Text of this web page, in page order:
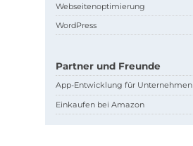
Webseitenoptimierung
WordPress
Partner und Freunde
App-Entwicklung für Unternehmen
Einkaufen bei Amazon